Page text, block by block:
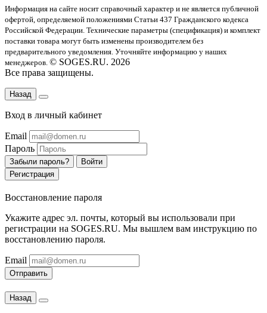
Информация на сайте носит справочный характер и не является публичной
офертой, определяемой положениями Статьи 437 Гражданского кодекса
Российской Федерации. Технические параметры (спецификация) и комплект
поставки товара могут быть изменены производителем без
предварительного уведомления. Уточняйте информацию у наших
менеджеров. © SOGES.RU. 2026
Все права защищены.
Назад
Вход в личный кабинет
Email
Пароль
Забыли пароль?
Войти
Регистрация
Восстановление пароля
Укажите адрес эл. почты, который вы использовали при
регистрации на SOGES.RU. Мы вышлем вам инструкцию по
восстановлению пароля.
Email
Отправить
Назад